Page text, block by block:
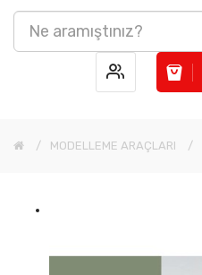
MODELLEME ARAÇLARI